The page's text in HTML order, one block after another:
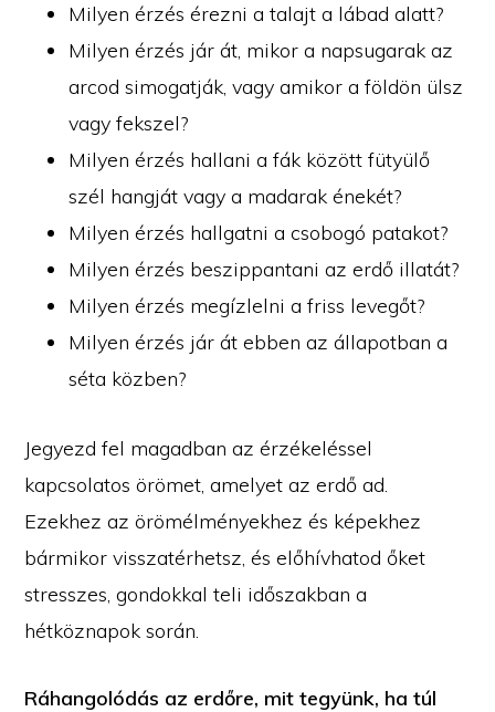
Milyen érzés érezni a talajt a lábad alatt?
Milyen érzés jár át, mikor a napsugarak az
arcod simogatják, vagy amikor a földön ülsz
vagy fekszel?
Milyen érzés hallani a fák között fütyülő
szél hangját vagy a madarak énekét?
Milyen érzés hallgatni a csobogó patakot?
Milyen érzés beszippantani az erdő illatát?
Milyen érzés megízlelni a friss levegőt?
Milyen érzés jár át ebben az állapotban a
séta közben?
Jegyezd fel magadban az érzékeléssel
kapcsolatos örömet, amelyet az erdő ad.
Ezekhez az örömélményekhez és képekhez
bármikor visszatérhetsz, és előhívhatod őket
stresszes, gondokkal teli időszakban a
hétköznapok során.
Ráhangolódás az erdőre, mit tegyünk, ha túl